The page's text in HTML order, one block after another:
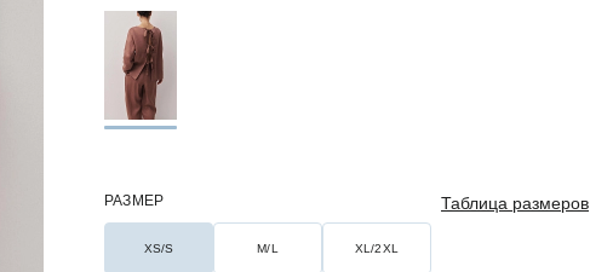
РАЗМЕР Таблица размеров
XS/S M/L XL/2XL